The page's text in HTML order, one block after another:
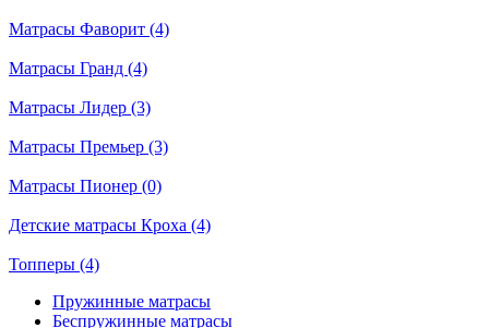
Матрасы Фаворит (4)
Матрасы Гранд (4)
Матрасы Лидер (3)
Матрасы Премьер (3)
Матрасы Пионер (0)
Детские матрасы Кроха (4)
Топперы (4)
Пружинные матрасы
Беспружинные матрасы